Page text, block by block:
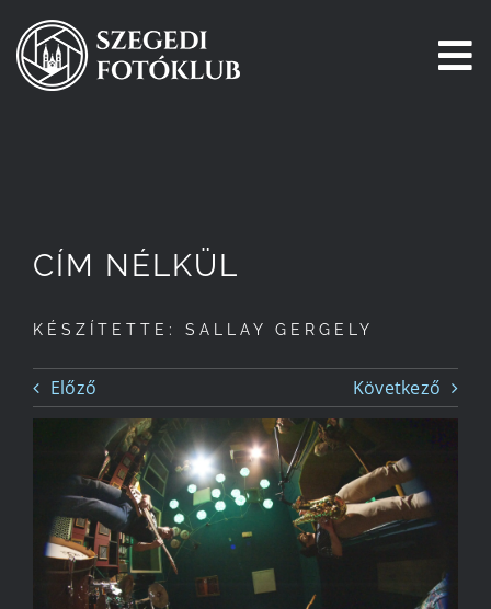
Kihagyás
Pályázatok
Tagjaink
Csatlakozz!
Történetünk
Kapcsolat
CÍM NÉLKÜL
KÉSZÍTETTE: SALLAY GERGELY
Előző Következő